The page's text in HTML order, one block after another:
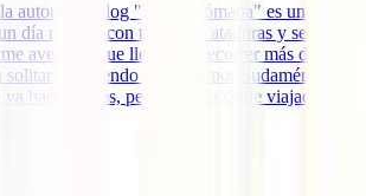
autora del blog "Lápiz Nómada" es una
día rompió con todas sus ataduras y se
aventura que llevaría a recorrer más de
solitario haciendo autostop por Sudamérica.
ya hace 5 años, pero Andrea sigue viajado e